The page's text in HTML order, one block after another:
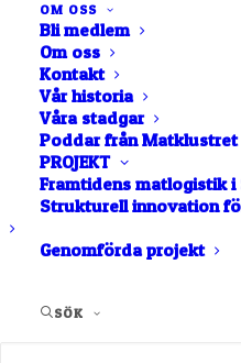
OM OSS
Bli medlem
Om oss
Kontakt
Vår historia
Våra stadgar
Poddar från Matklustret
PROJEKT
Framtidens matlogistik
Strukturell innovation
Genomförda projekt
SÖK
Boka
Osprey
Långlunch 2024 Nu har